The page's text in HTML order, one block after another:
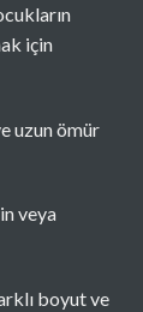
için
uzun ömür
veya
boyut ve